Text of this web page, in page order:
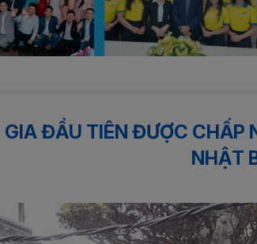
ĐẦU TIÊN ĐƯỢC CHẤP
NHẬT